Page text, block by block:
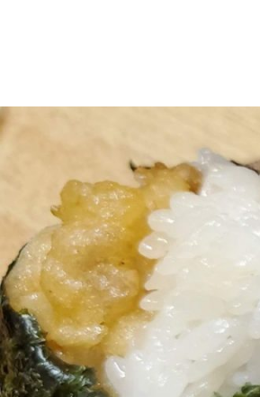
ツ
へ
テ
ン
ツ
へ
キ
ッ
プ